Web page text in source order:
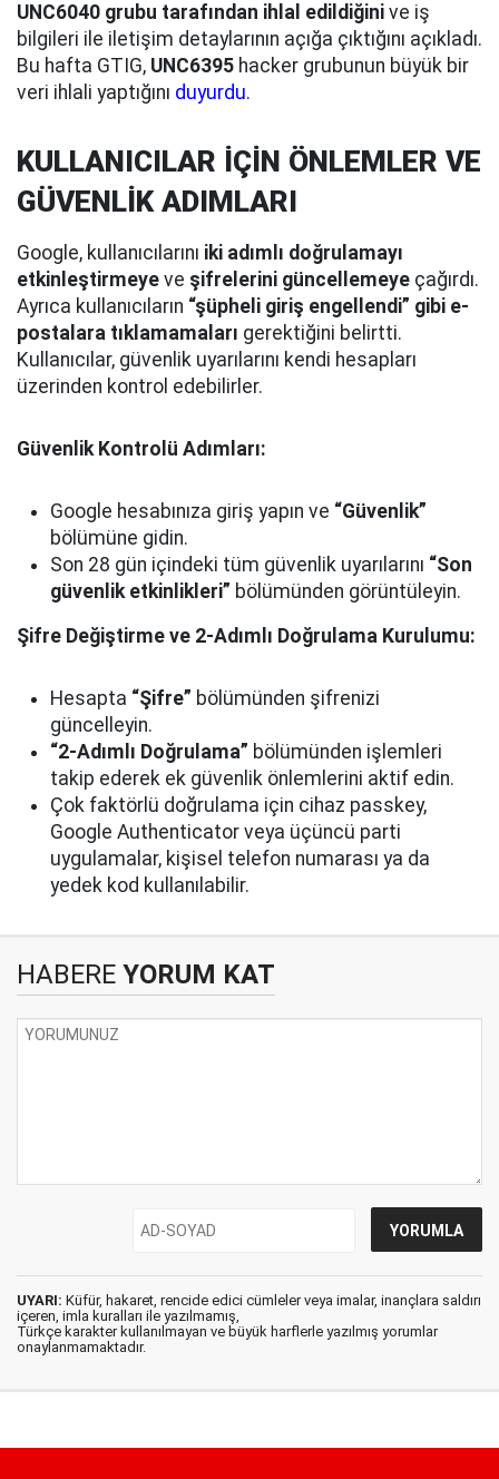
UNC6040 grubu tarafından ihlal edildiğini ve iş
bilgileri ile iletişim detaylarının açığa çıktığını açıkladı.
Bu hafta GTIG, UNC6395 hacker grubunun büyük bir
veri ihlali yaptığını duyurdu.
KULLANICILAR İÇİN ÖNLEMLER VE
GÜVENLİK ADIMLARI
Google, kullanıcılarını iki adımlı doğrulamayı
etkinleştirmeye ve şifrelerini güncellemeye çağırdı.
Ayrıca kullanıcıların “şüpheli giriş engellendi” gibi e-
postalara tıklamamaları gerektiğini belirtti.
Kullanıcılar, güvenlik uyarılarını kendi hesapları
üzerinden kontrol edebilirler.
Güvenlik Kontrolü Adımları:
Google hesabınıza giriş yapın ve “Güvenlik”
bölümüne gidin.
Son 28 gün içindeki tüm güvenlik uyarılarını “Son
güvenlik etkinlikleri” bölümünden görüntüleyin.
Şifre Değiştirme ve 2-Adımlı Doğrulama Kurulumu:
Hesapta “Şifre” bölümünden şifrenizi
güncelleyin.
“2-Adımlı Doğrulama” bölümünden işlemleri
takip ederek ek güvenlik önlemlerini aktif edin.
Çok faktörlü doğrulama için cihaz passkey,
Google Authenticator veya üçüncü parti
uygulamalar, kişisel telefon numarası ya da
yedek kod kullanılabilir.
HABERE YORUM KAT
UYARI: Küfür, hakaret, rencide edici cümleler veya imalar, inançlara saldırı
içeren, imla kuralları ile yazılmamış,
Türkçe karakter kullanılmayan ve büyük harflerle yazılmış yorumlar
onaylanmamaktadır.